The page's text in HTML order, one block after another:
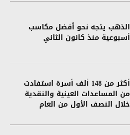
الذهب يتجه نحو أفضل مكاسب
أسبوعية منذ كانون الثاني
أكثر من 148 ألف أسرة استفادت
من المساعدات العينية والنقدية
خلال النصف الأول من العام